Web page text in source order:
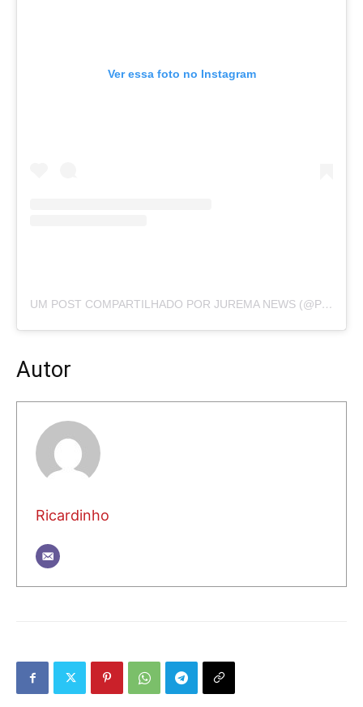
Ver essa foto no Instagram
UM POST COMPARTILHADO POR JUREMA NEWS (@PORTALJUREMANEWS)
Autor
Ricardinho